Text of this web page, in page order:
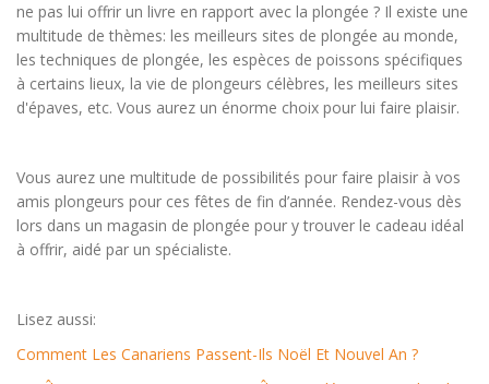
ne pas lui offrir un livre en rapport avec la plongée ? Il existe une
multitude de thèmes: les meilleurs sites de plongée au monde,
les techniques de plongée, les espèces de poissons spécifiques
à certains lieux, la vie de plongeurs célèbres, les meilleurs sites
d'épaves, etc. Vous aurez un énorme choix pour lui faire plaisir.
Vous aurez une multitude de possibilités pour faire plaisir à vos
amis plongeurs pour ces fêtes de fin d’année. Rendez-vous dès
lors dans un magasin de plongée pour y trouver le cadeau idéal
à offrir, aidé par un spécialiste.
Lisez aussi:
Comment Les Canariens Passent-Ils Noël Et Nouvel An ?